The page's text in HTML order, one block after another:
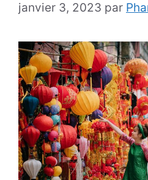
janvier 3, 2023 par